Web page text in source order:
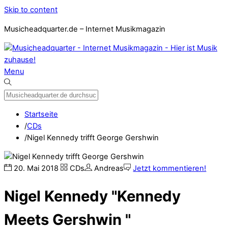
Skip to content
Musicheadquarter.de – Internet Musikmagazin
Menu
Startseite
/CDs
/Nigel Kennedy trifft George Gershwin
20. Mai 2018 CDs Andreas Jetzt kommentieren!
Nigel Kennedy "Kennedy
Meets Gershwin "